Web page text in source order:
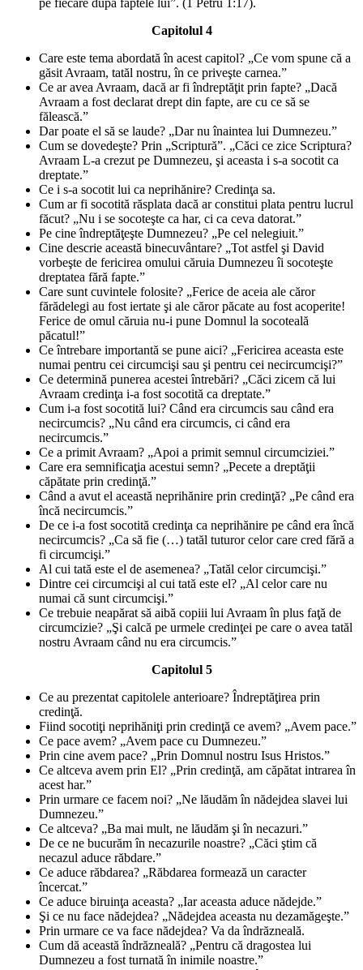
pe fiecare după faptele lui”. (1 Petru 1:17).
Capitolul 4
Care este tema abordată în acest capitol? „Ce vom spune că a
găsit Avraam, tatăl nostru, în ce priveşte carnea.”
Ce ar avea Avraam, dacă ar fi îndreptăţit prin fapte? „Dacă
Avraam a fost declarat drept din fapte, are cu ce să se
fălească.”
Dar poate el să se laude? „Dar nu înaintea lui Dumnezeu.”
Cum se dovedeşte? Prin „Scriptură”. „Căci ce zice Scriptura?
Avraam L-a crezut pe Dumnezeu, şi aceasta i s-a socotit ca
dreptate.”
Ce i s-a socotit lui ca neprihănire? Credinţa sa.
Cum ar fi socotită răsplata dacă ar constitui plata pentru lucrul
făcut? „Nu i se socoteşte ca har, ci ca ceva datorat.”
Pe cine îndreptăţeşte Dumnezeu? „Pe cel nelegiuit.”
Cine descrie această binecuvântare? „Tot astfel şi David
vorbeşte de fericirea omului căruia Dumnezeu îi socoteşte
dreptatea fără fapte.”
Care sunt cuvintele folosite? „Ferice de aceia ale căror
fărădelegi au fost iertate şi ale căror păcate au fost acoperite!
Ferice de omul căruia nu-i pune Domnul la socoteală
păcatul!”
Ce întrebare importantă se pune aici? „Fericirea aceasta este
numai pentru cei circumcişi sau şi pentru cei necircumcişi?”
Ce determină punerea acestei întrebări? „Căci zicem că lui
Avraam credinţa i-a fost socotită ca dreptate.”
Cum i-a fost socotită lui? Când era circumcis sau când era
necircumcis? „Nu când era circumcis, ci când era
necircumcis.”
Ce a primit Avraam? „Apoi a primit semnul circumciziei.”
Care era semnificaţia acestui semn? „Pecete a dreptăţii
căpătate prin credinţă.”
Când a avut el această neprihănire prin credinţă? „Pe când era
încă necircumcis.”
De ce i-a fost socotită credinţa ca neprihănire pe când era încă
necircumcis? „Ca să fie (…) tatăl tuturor celor care cred fără a
fi circumcişi.”
Al cui tată este el de asemenea? „Tatăl celor circumcişi.”
Dintre cei circumcişi al cui tată este el? „Al celor care nu
numai că sunt circumcişi.”
Ce trebuie neapărat să aibă copiii lui Avraam în plus faţă de
circumcizie? „Şi calcă pe urmele credinţei pe care o avea tatăl
nostru Avraam când nu era circumcis.”
Capitolul 5
Ce au prezentat capitolele anterioare? Îndreptăţirea prin
credinţă.
Fiind socotiţi neprihăniţi prin credinţă ce avem? „Avem pace.”
Ce pace avem? „Avem pace cu Dumnezeu.”
Prin cine avem pace? „Prin Domnul nostru Isus Hristos.”
Ce altceva avem prin El? „Prin credinţă, am căpătat intrarea în
acest har.”
Prin urmare ce facem noi? „Ne lăudăm în nădejdea slavei lui
Dumnezeu.”
Ce altceva? „Ba mai mult, ne lăudăm şi în necazuri.”
De ce ne bucurăm în necazurile noastre? „Căci ştim că
necazul aduce răbdare.”
Ce aduce răbdarea? „Răbdarea formează un caracter
încercat.”
Ce aduce biruinţa aceasta? „Iar aceasta aduce nădejde.”
Şi ce nu face nădejdea? „Nădejdea aceasta nu dezamăgeşte.”
Prin urmare ce va face nădejdea? Va da îndrăzneală.
Cum dă această îndrăzneală? „Pentru că dragostea lui
Dumnezeu a fost turnată în inimile noastre.”